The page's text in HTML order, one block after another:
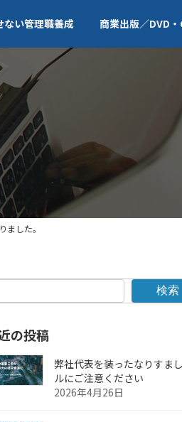
ない管理職養成 商業出版／DVD
した。
検索
の投稿
弊社代表を装ったなりすま
ルにご注意ください
2026年4月26日